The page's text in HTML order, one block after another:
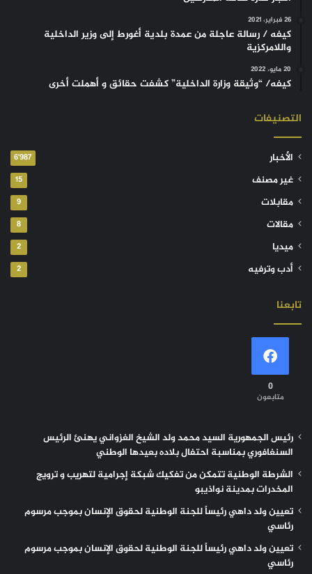
26 فبراير، 2021
كيفه / رسالة عاجلة من عمدة بلدية أغورط إلى وزير الداخلية
واللامركزية
20 مايو، 2022
كيفه/ “وثيقة وزارة الداخلية” كشفت حقائق و أهملت أخرى
التصنيفات
الأخبار 6٬987
غير مصنف 15
مقابلات 9
مقالات 8
ميديا 2
أدب وترفيه 2
تابعنا
0
متابعون
رئيس الجمهورية السيد محمد ولد الشيخ الغزواني يهنئ الرئيس
السنغافوري بمناسبة احتفال بلاده بعيدها الوطني
الشرطة الوطنية تتمكن من تفكيك شبكة إجرامية لتهريب و ترويج
المخدرات بمدينة نواذيبو
تعيين ولد داهي رئيساً للجنة الوطنية لحقوق الإنسان بموجب مرسوم
رئاسي
تعيين ولد داهي رئيساً للجنة الوطنية لحقوق الإنسان بموجب مرسوم
رئاسي